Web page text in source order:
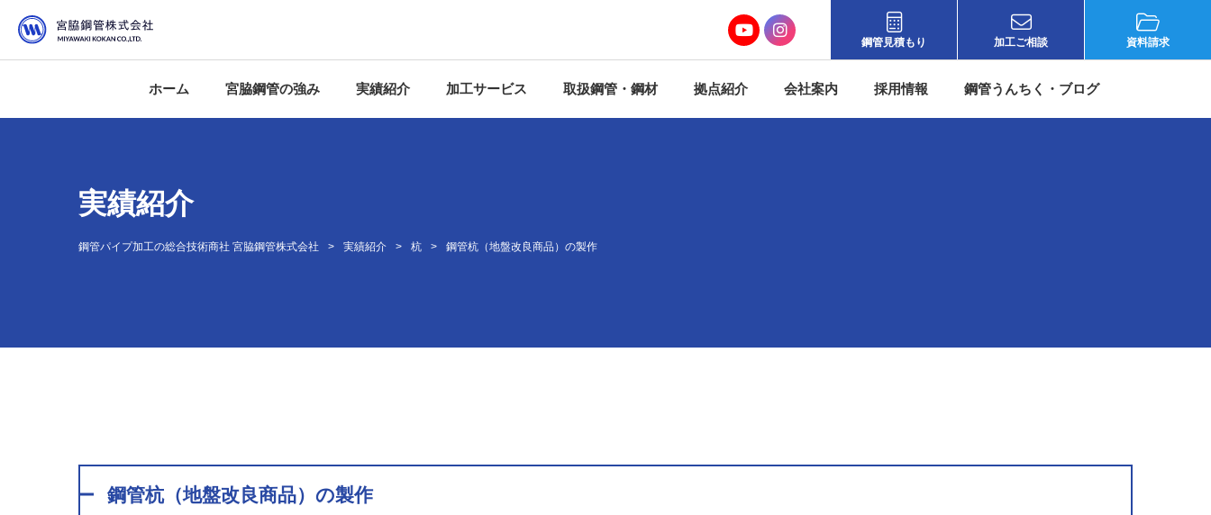
鋼管見積もり 加工ご相談 資料請求
ホーム 宮脇鋼管の強み 実績紹介 加工サービス 取扱鋼管・鋼材 拠点紹介 会社案内 採用情報 鋼管うんちく・ブログ
実績紹介
鋼管パイプ加工の総合技術商社 宮脇鋼管株式会社 実績紹介 杭 鋼管杭（地盤改良商品）の製作
鋼管杭（地盤改良商品）の製作